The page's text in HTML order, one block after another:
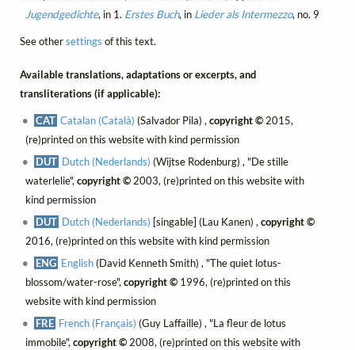
Jugendgedichte, in 1. Erstes Buch, in Lieder als Intermezzo, no. 9
See othersettings of this text.
Available translations, adaptations or excerpts, and
transliterations (if applicable):
CAT Catalan (Català) (Salvador Pila) ,copyright © 2015,
(re)printed on this website with kind permission
DUT Dutch (Nederlands) (Wijtse Rodenburg) , "De stille
waterlelie",copyright ©2003, (re)printed on this website with
kind permission
DUT Dutch (Nederlands) [singable] (Lau Kanen) ,copyright ©
2016, (re)printed on this website with kind permission
ENG English(David Kenneth Smith) , "The quiet lotus-
blossom/water-rose",copyright ©1996, (re)printed on this
website with kind permission
FRE French (Français) (Guy Laffaille) , "La fleur de lotus
immobile",copyright ©2008, (re)printed on this website with